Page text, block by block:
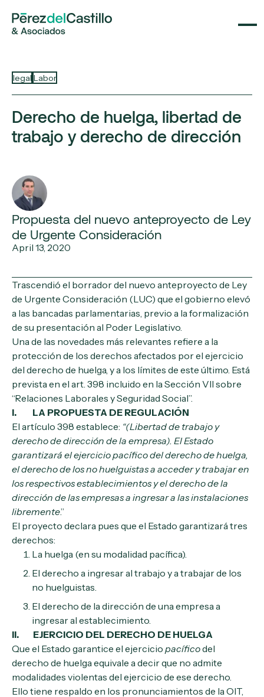
legal Labor
Derecho de huelga, libertad de
trabajo y derecho de dirección
Propuesta del nuevo anteproyecto de Ley
de Urgente Consideración
April 13, 2020
Trascendió el borrador del nuevo anteproyecto de Ley
de Urgente Consideración (LUC) que el gobierno elevó
a las bancadas parlamentarias, previo a la formalización
de su presentación al Poder Legislativo.
Una de las novedades más relevantes refiere a la
protección de los derechos afectados por el ejercicio
del derecho de huelga, y a los límites de este último. Está
prevista en el art. 398 incluido en la Sección VII sobre
“Relaciones Laborales y Seguridad Social”.
I. LA PROPUESTA DE REGULACIÓN
El artículo 398 establece: “(Libertad de trabajo y
derecho de dirección de la empresa). El Estado
garantizará el ejercicio pacífico del derecho de huelga,
el derecho de los no huelguistas a acceder y trabajar en
los respectivos establecimientos y el derecho de la
dirección de las empresas a ingresar a las instalaciones
libremente.”
El proyecto declara pues que el Estado garantizará tres
derechos:
La huelga (en su modalidad pacífica).
El derecho a ingresar al trabajo y a trabajar de los
no huelguistas.
El derecho de la dirección de una empresa a
ingresar al establecimiento.
II. EJERCICIO DEL DERECHO DE HUELGA
Que el Estado garantice el ejercicio pacíficodel
derecho de huelga equivale a decir que no admite
modalidades violentas del ejercicio de ese derecho.
Ello tiene respaldo en los pronunciamientos de la OIT,